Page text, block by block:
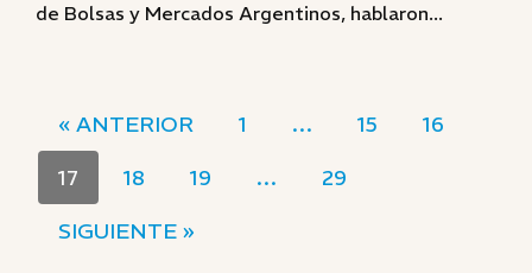
de Bolsas y Mercados Argentinos, hablaron...
« ANTERIOR 1 … 15
16
17
18 19 …
29
SIGUIENTE »